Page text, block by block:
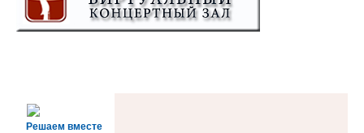
Решаем вместе